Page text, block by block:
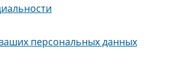
персональных данных